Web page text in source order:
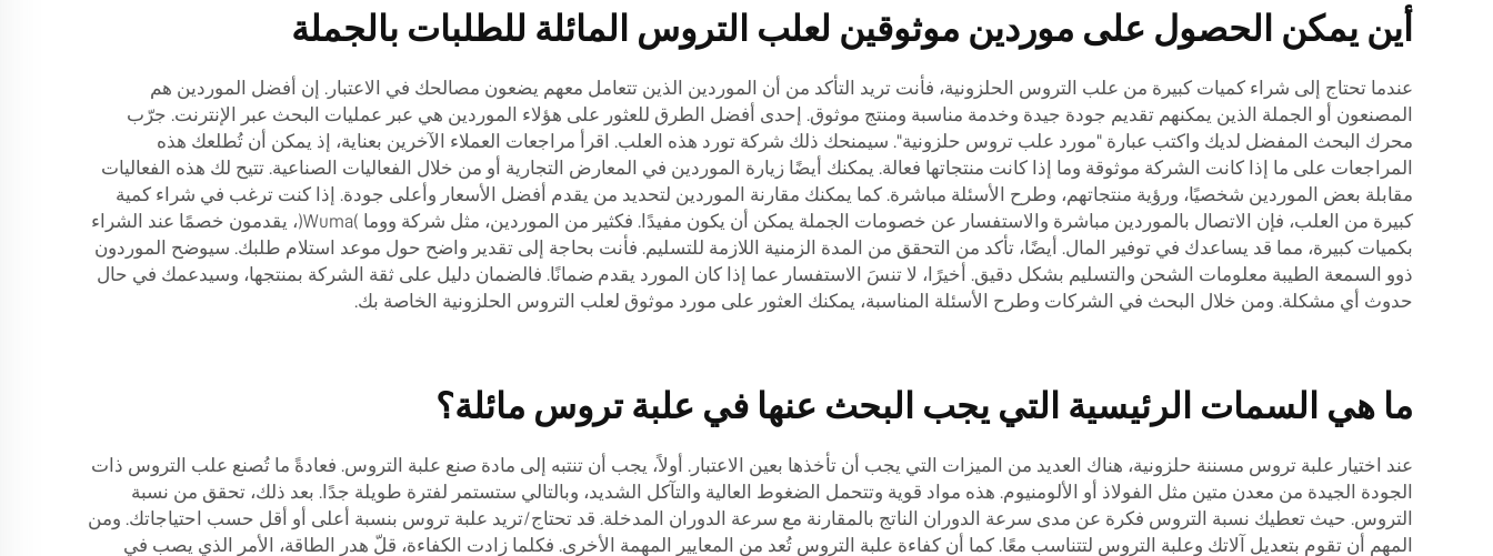
أين يمكن الحصول على موردين موثوقين لعلب التروس المائلة للطلبات بالجملة
عندما تحتاج إلى شراء كميات كبيرة من علب التروس الحلزونية، فأنت تريد التأكد من أن الموردين الذين تتعامل معهم يضعون مصالحك في الاعتبار. إن أفضل الموردين هم
المصنعون أو الجملة الذين يمكنهم تقديم جودة جيدة وخدمة مناسبة ومنتج موثوق. إحدى أفضل الطرق للعثور على هؤلاء الموردين هي عبر عمليات البحث عبر الإنترنت. جرّب
محرك البحث المفضل لديك واكتب عبارة "مورد علب تروس حلزونية". سيمنحك ذلك شركة تورد هذه العلب. اقرأ مراجعات العملاء الآخرين بعناية، إذ يمكن أن تُطلعك هذه
المراجعات على ما إذا كانت الشركة موثوقة وما إذا كانت منتجاتها فعالة. يمكنك أيضًا زيارة الموردين في المعارض التجارية أو من خلال الفعاليات الصناعية. تتيح لك هذه الفعاليات
مقابلة بعض الموردين شخصيًا، ورؤية منتجاتهم، وطرح الأسئلة مباشرة. كما يمكنك مقارنة الموردين لتحديد من يقدم أفضل الأسعار وأعلى جودة. إذا كنت ترغب في شراء كمية
كبيرة من العلب، فإن الاتصال بالموردين مباشرة والاستفسار عن خصومات الجملة يمكن أن يكون مفيدًا. فكثير من الموردين، مثل شركة ووما (Wuma)، يقدمون خصمًا عند الشراء
بكميات كبيرة، مما قد يساعدك في توفير المال. أيضًا، تأكد من التحقق من المدة الزمنية اللازمة للتسليم. فأنت بحاجة إلى تقدير واضح حول موعد استلام طلبك. سيوضح الموردون
ذوو السمعة الطيبة معلومات الشحن والتسليم بشكل دقيق. أخيرًا، لا تنسَ الاستفسار عما إذا كان المورد يقدم ضمانًا. فالضمان دليل على ثقة الشركة بمنتجها، وسيدعمك في حال
حدوث أي مشكلة. ومن خلال البحث في الشركات وطرح الأسئلة المناسبة، يمكنك العثور على مورد موثوق لعلب التروس الحلزونية الخاصة بك.
ما هي السمات الرئيسية التي يجب البحث عنها في علبة تروس مائلة؟
عند اختيار علبة تروس مسننة حلزونية، هناك العديد من الميزات التي يجب أن تأخذها بعين الاعتبار. أولاً، يجب أن تنتبه إلى مادة صنع علبة التروس. فعادةً ما تُصنع علب التروس ذات
الجودة الجيدة من معدن متين مثل الفولاذ أو الألومنيوم. هذه مواد قوية وتتحمل الضغوط العالية والتآكل الشديد، وبالتالي ستستمر لفترة طويلة جدًا. بعد ذلك، تحقق من نسبة
التروس. حيث تعطيك نسبة التروس فكرة عن مدى سرعة الدوران الناتج بالمقارنة مع سرعة الدوران المدخلة. قد تحتاج/تريد علبة تروس بنسبة أعلى أو أقل حسب احتياجاتك. ومن
المهم أن تقوم بتعديل آلاتك وعلبة التروس لتتناسب معًا. كما أن كفاءة علبة التروس تُعد من المعايير المهمة الأخرى. فكلما زادت الكفاءة، قلّ هدر الطاقة، الأمر الذي يصب في